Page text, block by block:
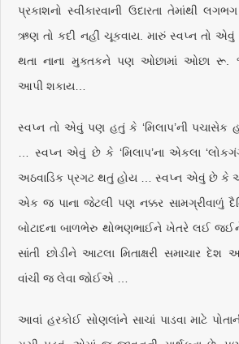
પ્રકાશનો સ્વીકારવાની ઉદારતા તેમાંથી
ઋણ તો કદી નહીં ચૂકવાય. મારું સ્વપ્ન તો એવું
થતા નાના મુક્તકને પણ ઓછામાં ઓછા રૂ.
આપી શકાય…
સ્વપ્ન તો એવું પણ હતું કે ‘મિલાપ’ની પચાસેક
… સ્વપ્ન એવું છે કે ‘મિલાપ’ના એકલા
અઠવાડિક પ્રગટ થતું હોય … સ્વપ્ન એવું છે કે
એક જ પાના જેટલી પણ નક્કર સામગ્રીવાળું
બોટાદના બાળભેરુ થોભણભાઈને ખેતરે લઈ
સાંતી છોડીને આટલા મિતાક્ષરી સમાચાર દેશ
વાંચી જ લેવા જોઈએ …
આવાં હરકોઈ સોણલાંને સાચાં પાડવા માટે